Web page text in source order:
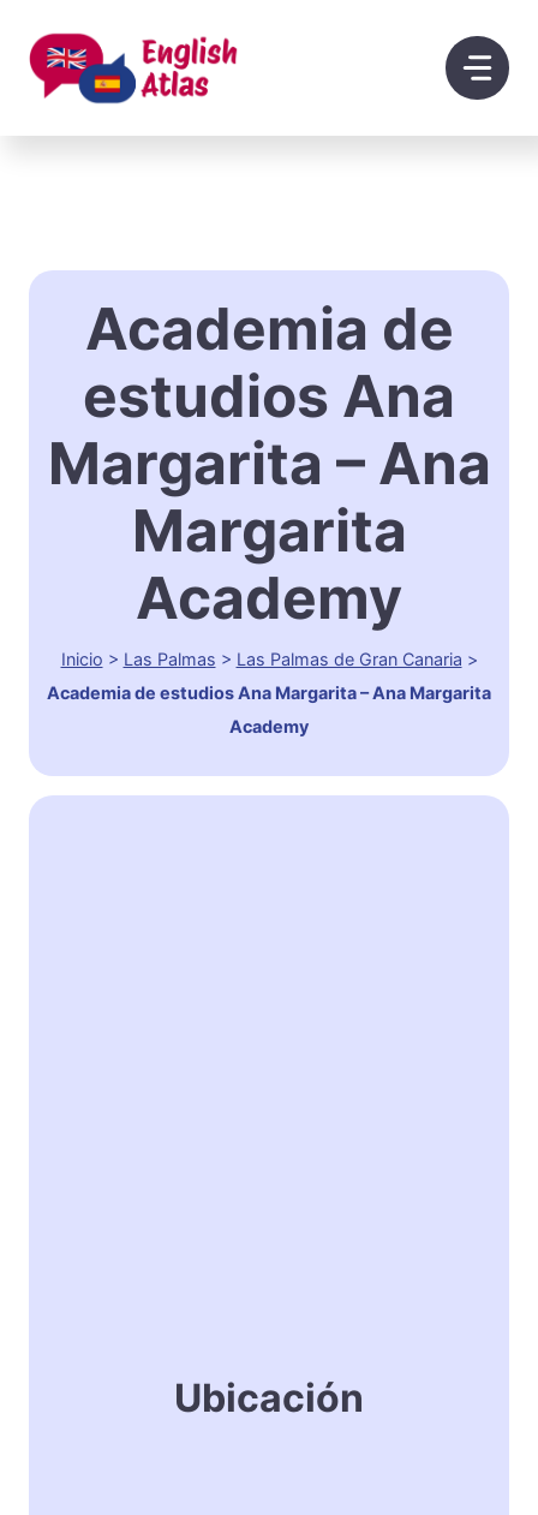
contenido
Academia de
estudios Ana
Margarita – Ana
Margarita
Academy
Inicio > Las Palmas > Las Palmas de Gran Canaria >
Academia de estudios Ana Margarita – Ana Margarita
Academy
Ubicación